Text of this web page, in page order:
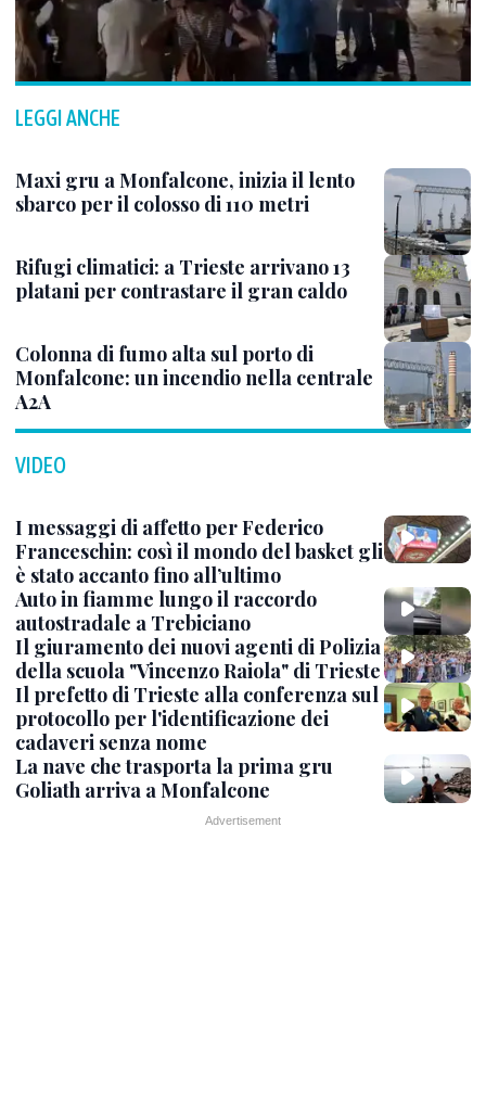
LEGGI ANCHE
Maxi gru a Monfalcone, inizia il lento
sbarco per il colosso di 110 metri
Rifugi climatici: a Trieste arrivano 13
platani per contrastare il gran caldo
Colonna di fumo alta sul porto di
Monfalcone: un incendio nella centrale
A2A
VIDEO
I messaggi di affetto per Federico
Franceschin: così il mondo del basket gli
è stato accanto fino all’ultimo
Auto in fiamme lungo il raccordo
autostradale a Trebiciano
Il giuramento dei nuovi agenti di Polizia
della scuola "Vincenzo Raiola" di Trieste
Il prefetto di Trieste alla conferenza sul
protocollo per l'identificazione dei
cadaveri senza nome
La nave che trasporta la prima gru
Goliath arriva a Monfalcone